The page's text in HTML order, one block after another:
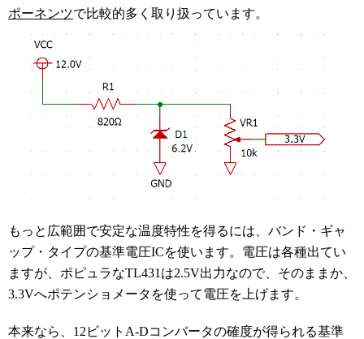
ポーネンツで比較的多く取り扱っています。
もっと広範囲で安定な温度特性を得るには、バンド・ギャ
ップ・タイプの基準電圧ICを使います。電圧は各種出てい
ますが、ポピュラなTL431は2.5V出力なので、そのままか、
3.3Vへポテンショメータを使って電圧を上げます。
本来なら、12ビットA-Dコンバータの確度が得られる基準